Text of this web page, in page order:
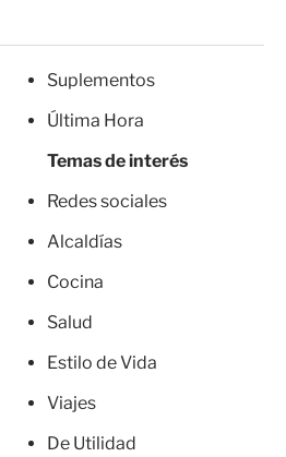
Suplementos
Última Hora
Temas de interés
Redes sociales
Alcaldías
Cocina
Salud
Estilo de Vida
Viajes
De Utilidad